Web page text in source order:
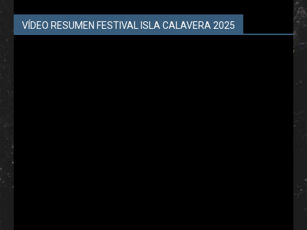
VÍDEO RESUMEN FESTIVAL ISLA CALAVERA 2025